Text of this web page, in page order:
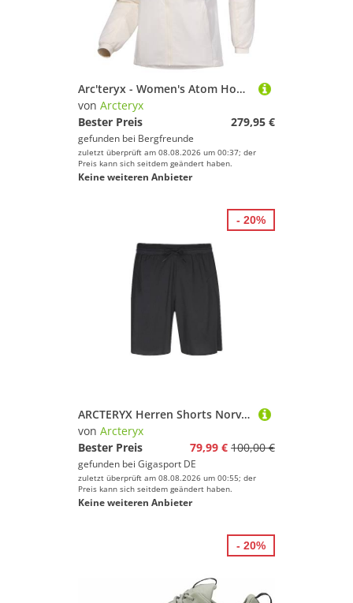
Arc'teryx - Women's Atom Hoody - Kunstfaserjacke Gr XL weiß/grau
von Arcteryx
Bester Preis
279,95 €
gefunden bei Bergfreunde
zuletzt überprüft am 08.08.2026 um 00:37; der
Preis kann sich seitdem geändert haben.
Keine weiteren Anbieter
ARCTERYX Herren Shorts Norvan Liner 7 schwarz | L
von Arcteryx
Bester Preis
79,99 € 100,00 €
gefunden bei Gigasport DE
zuletzt überprüft am 08.08.2026 um 00:55; der
Preis kann sich seitdem geändert haben.
Keine weiteren Anbieter
- 20%
- 20%